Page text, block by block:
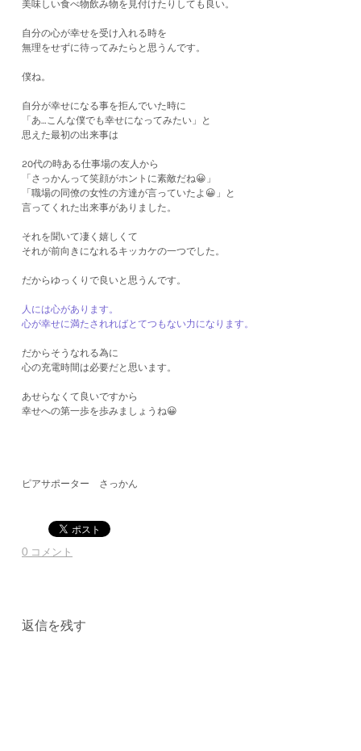
美味しい食べ物飲み物を見付けたりしても良い。
自分の心が幸せを受け入れる時を
無理をせずに待ってみたらと思うんです。
僕ね。
自分が幸せになる事を拒んでいた時に
「あ…こんな僕でも幸せになってみたい」と
思えた最初の出来事は
20代の時ある仕事場の友人から
「さっかんって笑顔がホントに素敵だね😀」
「職場の同僚の女性の方達が言っていたよ😀」と
言ってくれた出来事がありました。
それを聞いて凄く嬉しくて
それが前向きになれるキッカケの一つでした。
だからゆっくりで良いと思うんです。
人には心があります。
心が幸せに満たされればとてつもない力になります。
だからそうなれる為に
心の充電時間は必要だと思います。
あせらなくて良いですから
幸せへの第一歩を歩みましょうね😀
ピアサポーター さっかん
0 コメント
返信を残す